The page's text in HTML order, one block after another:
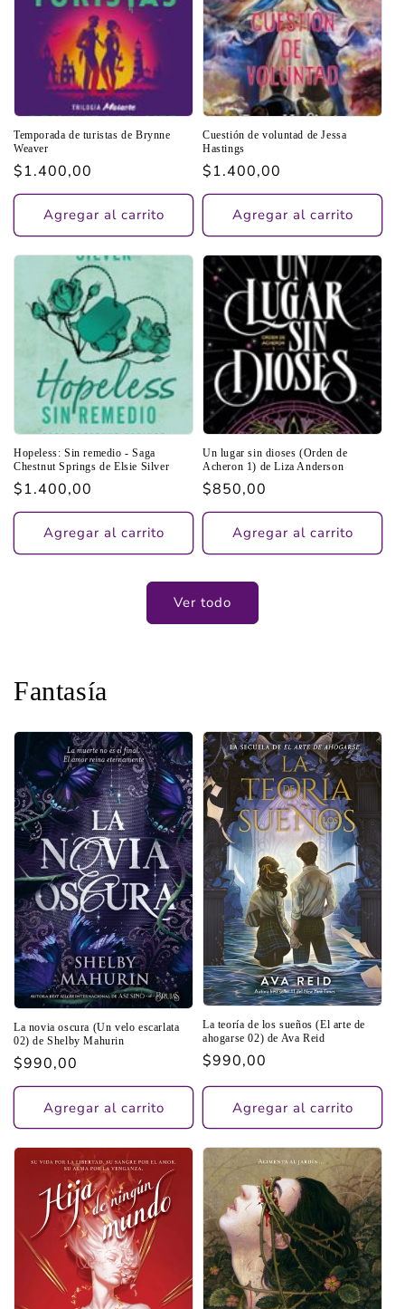
Temporada de turistas de Brynne
Weaver
Precio
habitual
$1.400,00
Agregar al carrito
Cuestión de voluntad de Jessa
Hastings
Precio
habitual
$1.400,00
Agregar al carrito
Hopeless: Sin remedio - Saga
Chestnut Springs de Elsie Silver
Precio
habitual
$1.400,00
Agregar al carrito
Un lugar sin dioses (Orden de
Acheron 1) de Liza Anderson
Precio
habitual
$850,00
Agregar al carrito
Ver todo
Fantasía
La novia oscura (Un velo escarlata
02) de Shelby Mahurin
Precio
habitual
$990,00
Agregar al carrito
La teoría de los sueños (El arte de
ahogarse 02) de Ava Reid
Precio
habitual
$990,00
Agregar al carrito